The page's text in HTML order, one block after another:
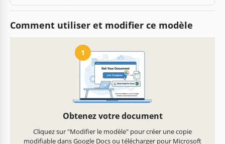
Comment utiliser et modifier ce modèle
1
Obtenez votre document
Cliquez sur "Modifier le modèle" pour créer une copie
modifiable dans Google Docs ou télécharger pour Microsoft